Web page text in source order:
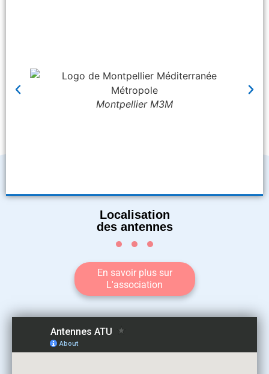
Montpellier M3M
Localisation
des antennes
En savoir plus sur
L'association